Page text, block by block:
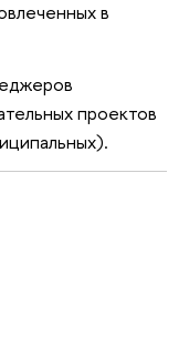
в
проектов